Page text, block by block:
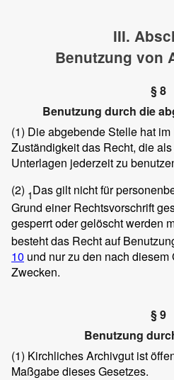
III.
Benutzung von
§ 8
Benutzung durch die
(1) Die abgebende Stelle hat
Zuständigkeit das Recht, die
Unterlagen jederzeit zu
(2) 1Das gilt nicht für
Grund einer Rechtsvorschrift
gesperrt oder gelöscht werden
besteht das Recht auf
10 und nur zu den nach
Zwecken.
§ 9
Benutzung
(1) Kirchliches Archivgut ist
Maßgabe dieses Gesetzes.